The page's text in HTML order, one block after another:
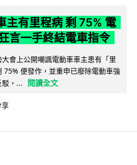
主有里程病 剩 75% 電
言一手終結電車指令
會上公開嘲諷電動車車主患有「里
75% 便發作，並重申已廢除電動車強
，...
閱讀全文